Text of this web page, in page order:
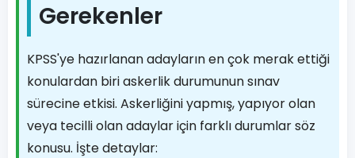
Gerekenler
KPSS'ye hazırlanan adayların en çok merak ettiği
konulardan biri askerlik durumunun sınav
sürecine etkisi. Askerliğini yapmış, yapıyor olan
veya tecilli olan adaylar için farklı durumlar söz
konusu. İşte detaylar: